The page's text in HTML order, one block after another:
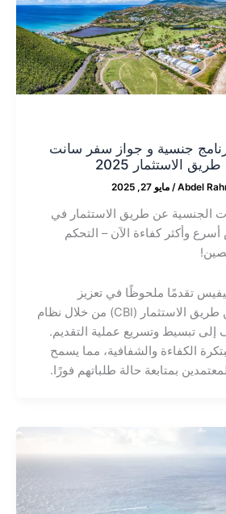
جنسية و جواز سفر سانت
الاستثمار 2025
Abdel
/ مايو 27, 2025
الجنسية عن طريق الاستثمار في
وأكثر كفاءة الآن – التحكم
تقدمًا ملحوظًا في تعزيز
برنامجها للجنسية عن طريق الاستثمار (CBI) من خلال نظام
إلى تبسيط وتسريع عملية التقديم.
الكفاءة والشفافية، مما يسمح
بمتابعة حالة طلباتهم فورًا.